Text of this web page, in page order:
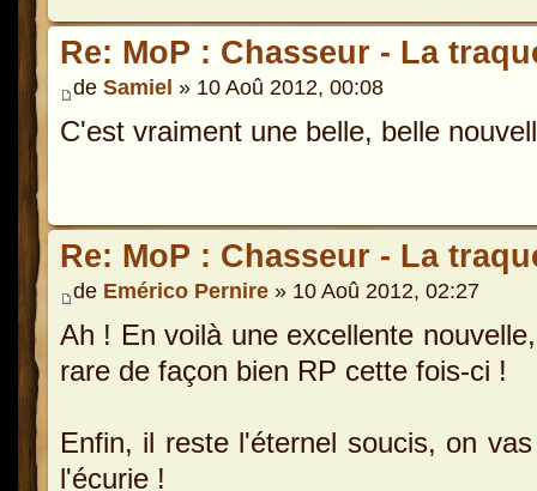
Re: MoP : Chasseur - La
de Samiel » 10 Aoû 2012, 00:08
C'est vraiment une belle, belle
Re: MoP : Chasseur - La
de Emérico Pernire » 10 Aoû 2012, 02:27
Ah ! En voilà une excellente
rare de façon bien RP cette fois-ci !
Enfin, il reste l'éternel soucis, on
l'écurie !